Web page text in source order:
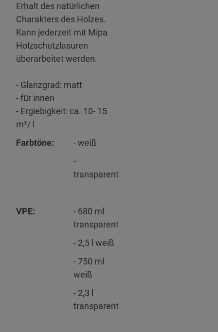
Erhalt des natürlichen
Charakters des Holzes.
Kann jederzeit mit Mipa
Holzschutzlasuren
überarbeitet werden.
- Glanzgrad: matt
- für innen
- Ergiebigkeit: ca. 10- 15
m²/ l
Farbtöne:
- weiß
-
transparent
VPE:
- 680 ml
transparent
- 2,5 l weiß
- 750 ml
weiß
- 2,3 l
transparent